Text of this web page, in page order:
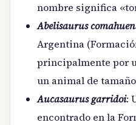
nombre significa
Abelisaurus
Argentina
principalmente por
un animal de
Aucasaurus garridoi:
encontrado en la